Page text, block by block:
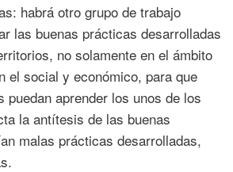
habrá otro grupo de trabajo
las buenas prácticas desarrolladas
no solamente en el ámbito
el social y económico, para que
puedan aprender los unos de los
la antítesis de las buenas
malas prácticas desarrolladas,